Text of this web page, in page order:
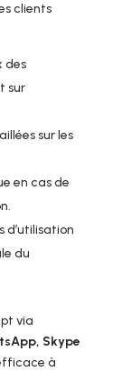
clients
des
sur
sur les
en cas de
d’utilisation
du
via
Skype
à